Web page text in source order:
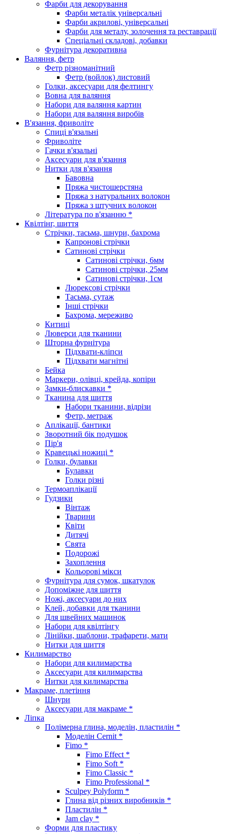
Фарби для декорування
Фарби металік універсальні
Фарби акрилові, універсальні
Фарби для металу, золочення та реставрації
Спеціальні складові, добавки
Фурнітура декоративна
Валяння, фетр
Фетр різноманітний
Фетр (войлок) листовий
Голки, аксесуари для фелтингу
Вовна для валяння
Набори для валяння картин
Набори для валяння виробів
В'язання, фриволіте
Спиці в'язальні
Фриволіте
Гачки в'язальні
Аксесуари для в'язання
Нитки для в'язання
Бавовна
Пряжа чистошерстяна
Пряжа з натуральних волокон
Пряжа з штучних волокон
Література по в'язанню *
Квілтінг, шиття
Стрічки, тасьма, шнури, бахрома
Капронові стрічки
Сатинові стрічки
Сатинові стрічки, 6мм
Сатинові стрічки, 25мм
Сатинові стрічки, 1см
Люрексові стрічки
Тасьма, сутаж
Інші стрічки
Бахрома, мереживо
Китиці
Люверси для тканини
Шторна фурнітура
Підхвати-кліпси
Підхвати магнітні
Бейка
Маркери, олівці, крейда, копіри
Замки-блискавки *
Тканина для шиття
Набори тканини, відрізи
Фетр, метраж
Аплікації, бантики
Зворотний бік подушок
Пір'я
Кравецькі ножиці *
Голки, булавки
Булавки
Голки різні
Термоаплікації
Гудзики
Вінтаж
Тварини
Квіти
Дитячі
Свята
Подорожі
Захоплення
Кольорові мікси
Фурнітура для сумок, шкатулок
Допоміжне для шиття
Ножі, аксесуари до них
Клей, добавки для тканини
Для швейних машинок
Набори для квілтінгу
Лінійки, шаблони, трафарети, мати
Нитки для шиття
Килимарство
Набори для килимарства
Аксесуари для килимарства
Нитки для килимарства
Макраме, плетіння
Шнури
Аксесуари для макраме *
Ліпка
Полімерна глина, моделін, пластилін *
Моделін Cernit *
Fimo *
Fimo Effect *
Fimo Soft *
Fimo Classic *
Fimo Professional *
Sculpey Polyform *
Глина від різних виробників *
Пластилін *
Jam clay *
Форми для пластику